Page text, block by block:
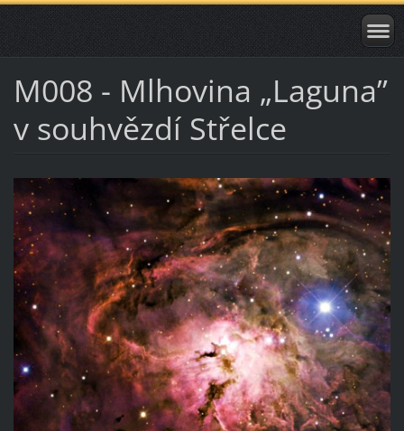
M008 - Mlhovina „Laguna”
v souhvězdí Střelce